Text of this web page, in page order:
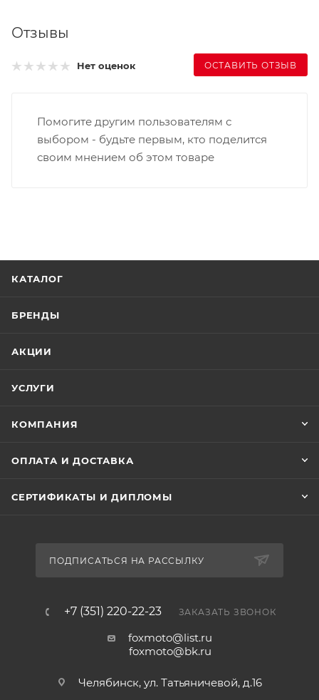
Отзывы
Нет оценок ОСТАВИТЬ ОТЗЫВ
Помогите другим пользователям с
выбором - будьте первым, кто поделится
своим мнением об этом товаре
КАТАЛОГ
БРЕНДЫ
АКЦИИ
УСЛУГИ
КОМПАНИЯ
ОПЛАТА И ДОСТАВКА
СЕРТИФИКАТЫ И ДИПЛОМЫ
ПОДПИСАТЬСЯ НА РАССЫЛКУ
+7 (351) 220-22-23 ЗАКАЗАТЬ ЗВОНОК
foxmoto@list.ru
foxmoto@bk.ru
Челябинск, ул. Татьяничевой, д.16